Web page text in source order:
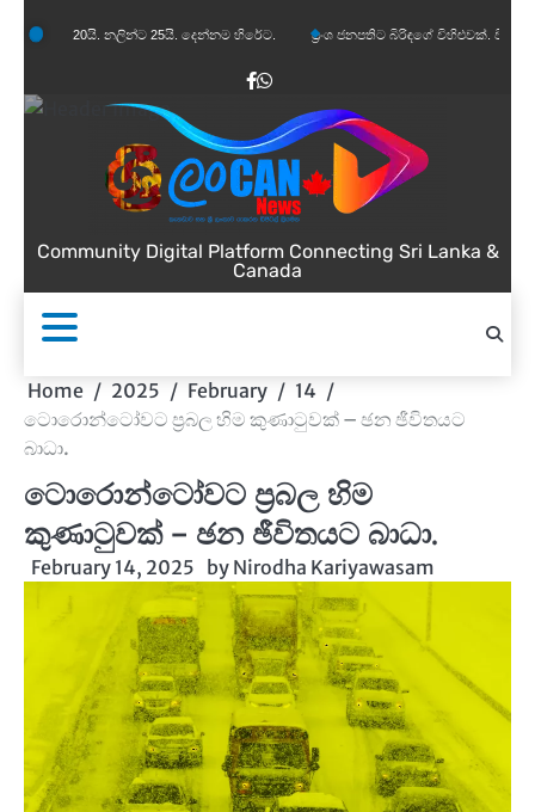
to
20යි. නලින්ට 25යි. දෙන්නම හිරේට. ප්‍රංශ ජනපතිට බිරිඳගේ විහිළුවක්. විහිළුවදුරදිග යයි.
Facebook
WhatsApp
Community Digital Platform Connecting Sri Lanka &
Canada
Home 2025 February
14
ටොරොන්ටෝවට ප්‍රබල හිම කුණාටුවක් – ඡන ඡීවිතයට
බාධා.
ටොරොන්ටෝවට ප්‍රබල හිම
කුණාටුවක් – ඡන ඡීවිතයට බාධා.
February 14, 2025 by Nirodha Kariyawasam